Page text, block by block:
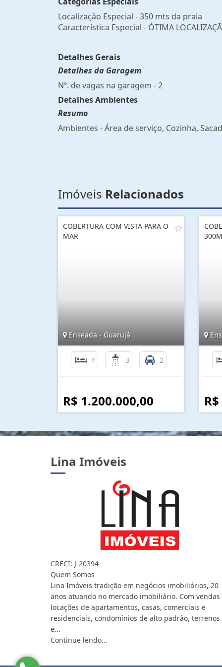
Localização Especial - 350 mts da praia
Característica Especial - ÓTIMA
Detalhes Gerais
Detalhes da Garagem
Nº. de vagas na garagem - 2
Detalhes Ambientes
Resumo
Ambientes - Área de serviço, Cozinha,
Imóveis Relacionados
COBERTURA COM VISTA PARA O
MAR
Enseada - Guarujá
4 3 2
R$ 1.200.000,00
Lina Imóveis
CRECI: J-20394
Quem Somos
Lina Imóveis tradição em negócios imobiliários, 20
anos atuando no mercado imobiliário. Com vendas
locações de apartamentos, casas, comerciais e
residenciais, condomínios de alto padrão, terrenos
e...
Continue lendo...